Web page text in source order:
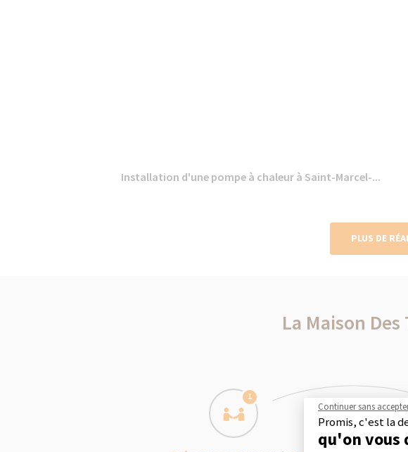
Installation d'une pompe à chaleur à Saint-Marcel-...
PLUS DE
La Maison
1
Continuer sans
Promis, c'est la
qu'on vous